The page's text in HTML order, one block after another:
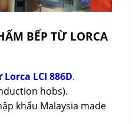
BẾP TỪ LORCA
LCI 886D.
hobs).
khẩu Malaysia made